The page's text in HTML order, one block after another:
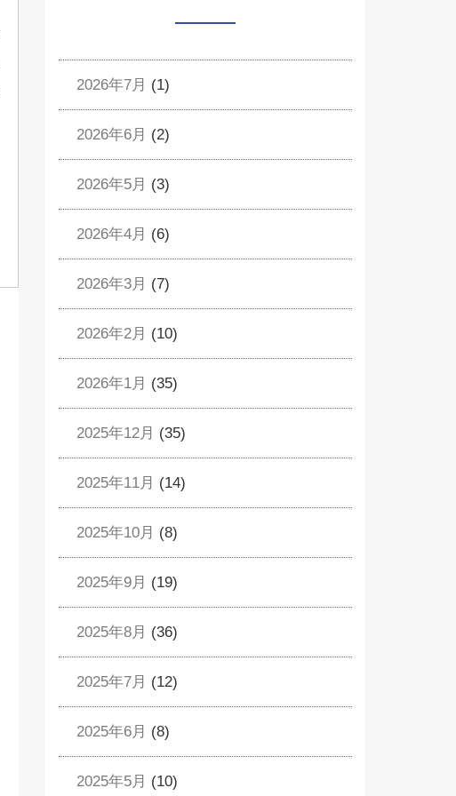
2026年7月 (1)
2026年6月 (2)
2026年5月 (3)
2026年4月 (6)
2026年3月 (7)
2026年2月 (10)
2026年1月 (35)
2025年12月 (35)
2025年11月 (14)
2025年10月 (8)
2025年9月 (19)
2025年8月 (36)
2025年7月 (12)
2025年6月 (8)
2025年5月 (10)